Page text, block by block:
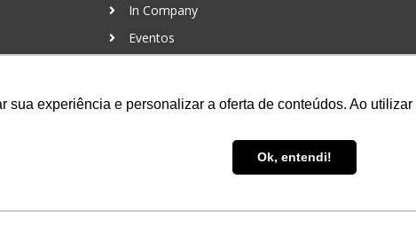
sua experiência e personalizar a oferta de conteúdos. Ao
Ok, entendi!
In Company
Eventos